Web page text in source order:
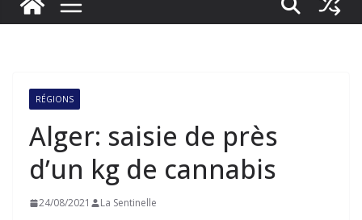
RÉGIONS
Alger: saisie de près
d’un kg de cannabis
24/08/2021 La Sentinelle